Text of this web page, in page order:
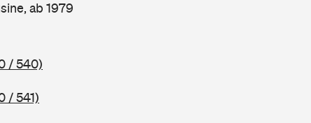
ab 1979
/ 540)
/ 541)